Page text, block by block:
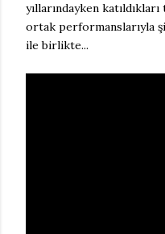
yıllarındayken
ortak performanslarıyla
ile birlikte...